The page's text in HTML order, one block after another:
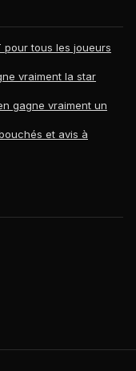
pour tous les joueurs
vraiment la star
gagne vraiment un
et avis à